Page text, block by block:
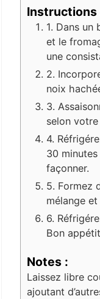
Instructions
1. Dans un
et le
une
2.
noix
3.
selon
4.
30
façonner.
5. Formez
mélange
6.
Bon
Notes :
Laissez libre
ajoutant